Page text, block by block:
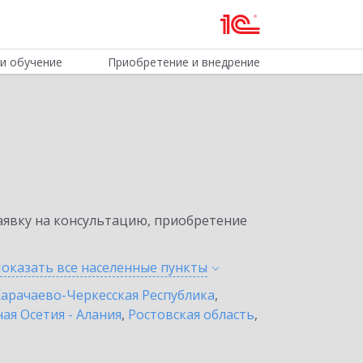
обучение Приобретение и внедрение
на консультацию, приобретение
все населенные пункты
Черкесская Республика,
Осетия - Алания, Ростовская область,